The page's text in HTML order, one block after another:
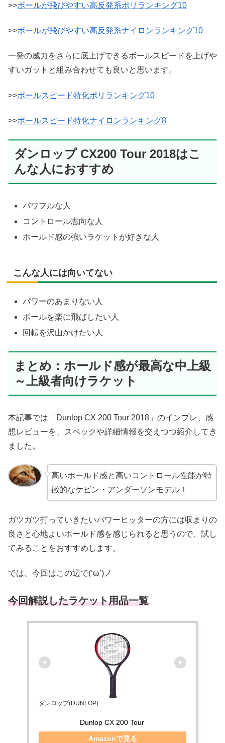
>>ボールが飛びやすい高反発系ポリランキング10
>>ボールが飛びやすい高反発系ナイロンランキング10
一発の威力をさらに底上げできるボールスピードを上げや
すいガットと組み合わせても良いと思います。
>>ボールスピード特化ポリランキング10
>>ボールスピード特化ナイロンランキング8
ダンロップ CX200 Tour 2018はこ
んな人におすすめ
パワフルな人
コントロール志向な人
ホールド感の強いラケットが好きな人
こんな人には向いてない
パワーのあまりない人
ボールを楽に飛ばしたい人
回転を沢山かけたい人
まとめ：ホールド感が最高な中上級
～上級者向けラケット
本記事では「Dunlop CX 200 Tour 2018」のインプレ、感
想レビューを、スペックや詳細情報を交えつつ紹介してき
ました。
高いホールド感と高いコントロール性能が特
徴的なケビン・アンダーソンモデル！
ガツガツ打っていきたいパワーヒッターの方には収まりの
良さと心地よいホールド感を感じられると思うので、試し
てみることをおすすめします。
では、今回はこの辺で(‘ω’)ノ
今回解説したラケット用品一覧
ダンロップ(DUNLOP)
Dunlop CX 200 Tour
Amazonで見る